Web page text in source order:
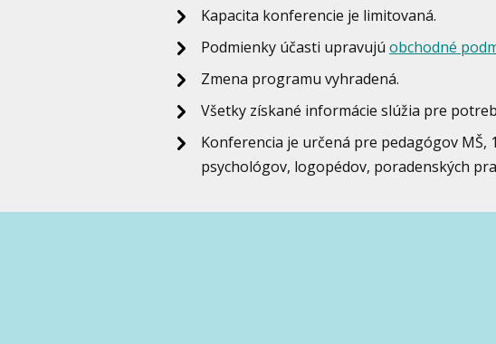
Kapacita konferencie je limitovaná.
Podmienky účasti upravujú obchodné
Zmena programu vyhradená.
Všetky získané informácie slúžia pre
Konferencia je určená pre pedagógov MŠ,
psychológov, logopédov, poradenských